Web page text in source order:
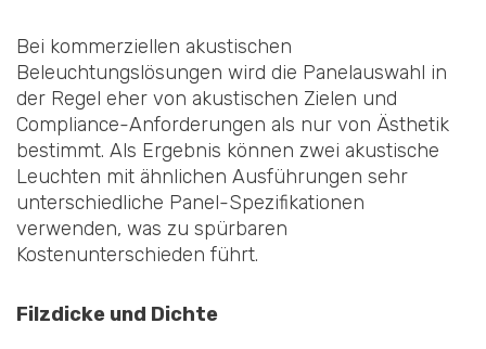
Bei kommerziellen akustischen
Beleuchtungslösungen wird die Panelauswahl in
der Regel eher von akustischen Zielen und
Compliance-Anforderungen als nur von Ästhetik
bestimmt. Als Ergebnis können zwei akustische
Leuchten mit ähnlichen Ausführungen sehr
unterschiedliche Panel-Spezifikationen
verwenden, was zu spürbaren
Kostenunterschieden führt.
Filzdicke und Dichte